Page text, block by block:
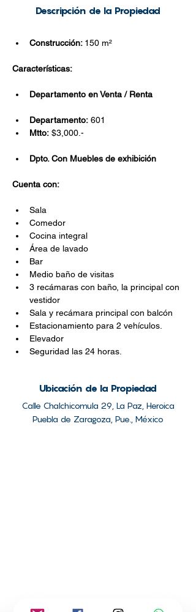
Descripción de la Propiedad
Construcción: 150 m²
Características:
Departamento en Venta / Renta
Departamento: 601
Mtto: $3,000.-
Dpto. Con Muebles de exhibición
Cuenta con:
Sala
Comedor
Cocina integral
Área de lavado
Bar
Medio baño de visitas
3 recámaras con baño, la principal con
vestidor
Sala y recámara principal con balcón
Estacionamiento para 2 vehículos.
Elevador
Seguridad las 24 horas.
Ubicación de la Propiedad
Calle Chalchicomula 29, La Paz, Heroica
Puebla de Zaragoza, Pue., México